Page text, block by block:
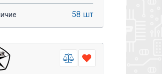
58 шт